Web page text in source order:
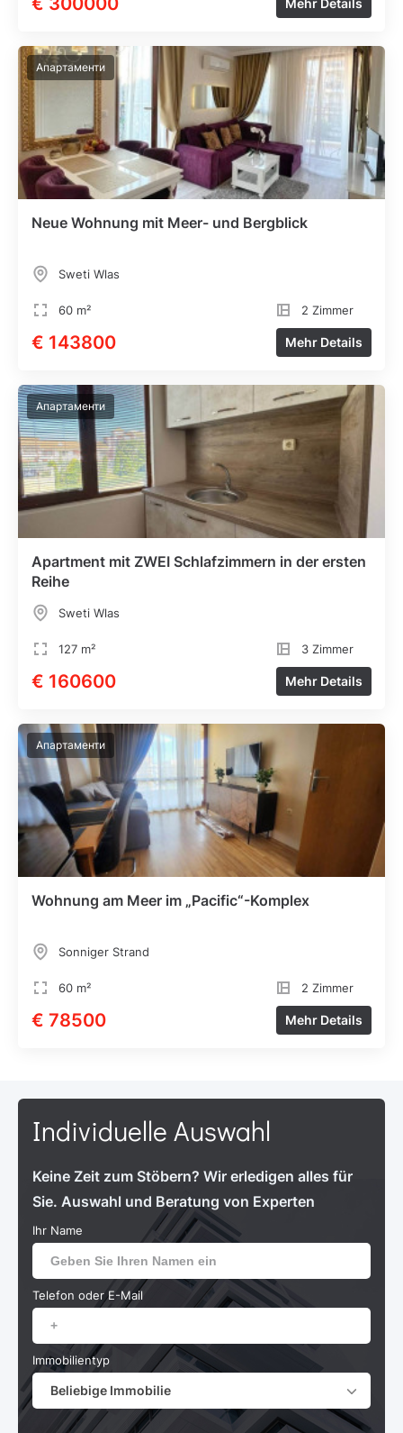
Апартаменти
Neue Wohnung mit Meer- und Bergblick
Sweti Wlas
60 m² 2 Zimmer
€ 143800 Mehr Details
Апартаменти
Apartment mit ZWEI Schlafzimmern in der ersten
Reihe
Sweti Wlas
127 m² 3 Zimmer
€ 160600 Mehr Details
Апартаменти
Wohnung am Meer im „Pacific“-Komplex
Sonniger Strand
60 m² 2 Zimmer
€ 78500 Mehr Details
Individuelle Auswahl
Keine Zeit zum Stöbern? Wir erledigen alles für
Sie. Auswahl und Beratung von Experten
Ihr Name
Telefon oder E-Mail
Immobilientyp
Beliebige Immobilie